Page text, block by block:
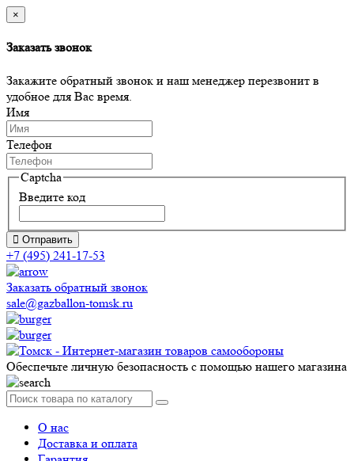
×
Заказать звонок
Закажите обратный звонок и наш менеджер перезвонит в
удобное для Вас время.
Имя
Телефон
Captcha
Введите код
Отправить
+7 (495) 241-17-53
Заказать обратный звонок
sale@gazballon-tomsk.ru
Обеспечьте личную безопасность с помощью нашего магазина
О нас
Доставка и оплата